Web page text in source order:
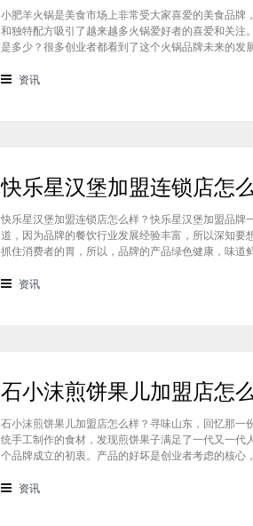
小肥羊火锅是美食市场上非常受大家喜爱的美食品牌
和独特配方吸引了越来越多火锅爱好者的喜爱和关注
是多少？很多创业者都看到了这个火锅品牌未来的发
火锅加盟的费用情况让创业者拥有更多信息。创业是
资讯
快乐星汉堡加盟连锁店怎么样？快乐星汉堡加盟品牌
道，因为品牌的餐饮行业发展经验丰富，所以深知要
抓住消费者的胃，所以，品牌的产品绿色健康，味道
一下这个汉堡品牌加盟费多少钱？快乐星汉堡加盟连
资讯
石小沫煎饼果儿加盟店怎么样？寻味山东，回忆那一
统手工制作的食材，发现煎饼果子满足了一代又一代
个品牌成立的初衷。产品的好坏是创业者考虑的核心
盟？能赚钱吗？下面小编将为大家解答这些问题。石
资讯